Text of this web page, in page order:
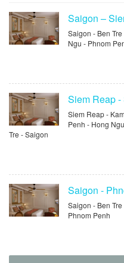
Saigon –
Saigon - Ben
Ngu - Phnom
Siem Reap
Siem Reap -
Penh - Hong
Tre - Saigon
Saigon -
Saigon - Ben
Phnom Penh